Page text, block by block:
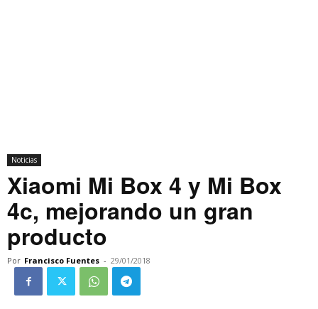
Noticias
Xiaomi Mi Box 4 y Mi Box
4c, mejorando un gran
producto
Por Francisco Fuentes - 29/01/2018